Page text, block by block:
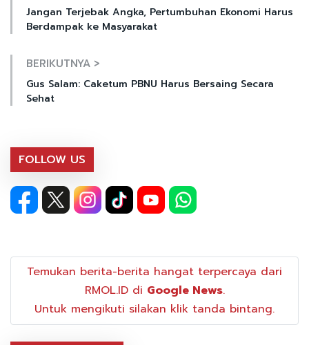
Jangan Terjebak Angka, Pertumbuhan Ekonomi Harus
Berdampak ke Masyarakat
BERIKUTNYA >
Gus Salam: Caketum PBNU Harus Bersaing Secara
Sehat
FOLLOW US
Temukan berita-berita hangat terpercaya dari
RMOL.ID di Google News.
Untuk mengikuti silakan klik tanda bintang.